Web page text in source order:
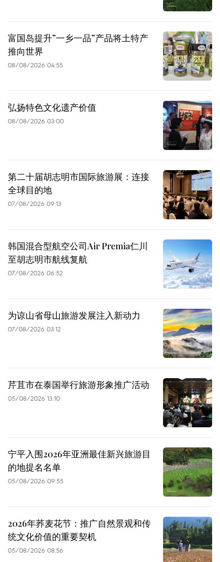
富国岛提升”一乡一品”产品将土特产
推向世界
08/08/2026 04:55
弘扬特色文化遗产价值
08/08/2026 03:00
第二十届胡志明市国际旅游展：连接
全球目的地
07/08/2026 09:13
韩国混合型航空公司Air Premia仁川
至胡志明市航线复航
07/08/2026 06:52
为谅山省母山旅游发展注入新动力
07/08/2026 03:12
芹苴市在泰国举行旅游形象推广活动
05/08/2026 13:10
宁平入围2026年亚洲最佳新兴旅游目
的地提名名单
05/08/2026 09:55
2026年荞麦花节：推广自然景观和传
统文化价值的重要契机
05/08/2026 08:56